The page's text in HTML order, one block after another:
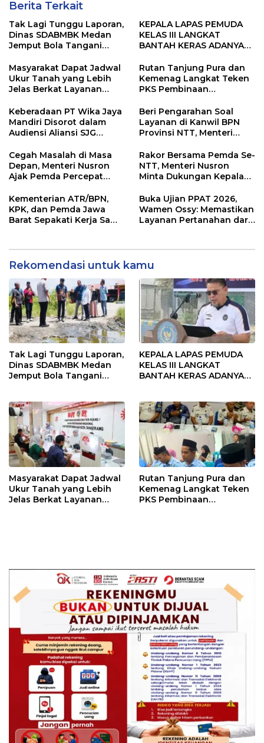
Berita Terkait
Tak Lagi Tunggu Laporan,
Dinas SDABMBK Medan
Jemput Bola Tangani
KEPALA LAPAS PEMUDA
KELAS III LANGKAT
BANTAH KERAS ADANYA
SELALU DITUTUPI
TENTANG SINDIKAT
PENIPU PENJUALAN EMAS
Masyarakat Dapat Jadwal
Ukur Tanah yang Lebih
Jelas Berkat Layanan
Rutan Tanjung Pura dan
Kemenag Langkat Teken
PKS Pembinaan
Keberadaan PT Wika Jaya
Mandiri Disorot dalam
Audiensi Aliansi SJG
Beri Pengarahan Soal
Layanan di Kanwil BPN
Provinsi NTT, Menteri
Pandang Masyarakat
Cegah Masalah di Masa
Depan, Menteri Nusron
Ajak Pemda Percepat
Ibadah di NTT
Rakor Bersama Pemda Se-
NTT, Menteri Nusron
Minta Dukungan Kepala
Transformasi Layanan
Pertanahan
Kementerian ATR/BPN,
KPK, dan Pemda Jawa
Barat Sepakati Kerja Sama
Ekonomi Daerah
Buka Ujian PPAT 2026,
Wamen Ossy: Memastikan
Layanan Pertanahan dari
Berintegritas
Rekomendasi untuk kamu
Tak Lagi Tunggu Laporan,
Dinas SDABMBK Medan
Jemput Bola Tangani
KEPALA LAPAS PEMUDA
KELAS III LANGKAT
BANTAH KERAS ADANYA
TENTANG SINDIKAT
PENIPU PENJUALAN EMAS
Masyarakat Dapat Jadwal
Ukur Tanah yang Lebih
Jelas Berkat Layanan
Rutan Tanjung Pura dan
Kemenag Langkat Teken
PKS Pembinaan